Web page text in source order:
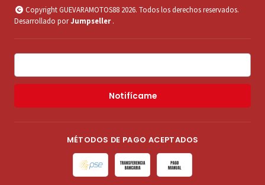
Copyright GUEVARAMOTOS88 2026. Todos los derechos reservados.
Desarrollado porJumpseller .
Notifícame
MÉTODOS DE PAGO ACEPTADOS